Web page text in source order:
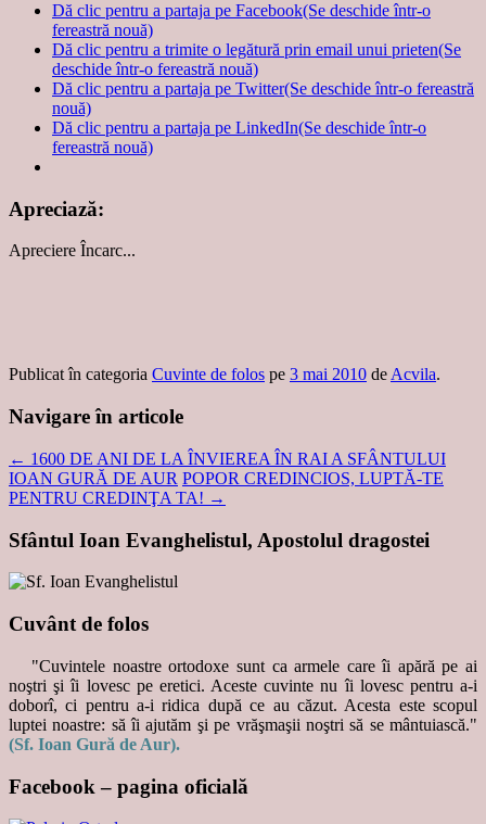
Dă clic pentru a partaja pe Facebook(Se deschide într-o
fereastră nouă)
Dă clic pentru a trimite o legătură prin email unui prieten(Se
deschide într-o fereastră nouă)
Dă clic pentru a partaja pe Twitter(Se deschide într-o fereastră
nouă)
Dă clic pentru a partaja pe LinkedIn(Se deschide într-o
fereastră nouă)
Apreciază:
Apreciere Încarc...
Publicat în categoria Cuvinte de folos pe 3 mai 2010 deAcvila.
Navigare în articole
← 1600 DE ANI DE LA ÎNVIEREA ÎN RAI A SFÂNTULUI
IOAN GURĂ DE AUR POPOR CREDINCIOS, LUPTĂ-TE
PENTRU CREDINŢA TA! →
Sfântul Ioan Evanghelistul, Apostolul dragostei
Cuvânt de folos
"Cuvintele noastre ortodoxe sunt ca armele care îi apără pe ai
noştri şi îi lovesc pe eretici. Aceste cuvinte nu îi lovesc pentru a-i
doborî, ci pentru a-i ridica după ce au căzut. Acesta este scopul
luptei noastre: să îi ajutăm şi pe vrăşmaşii noştri să se mântuiască."
(Sf. Ioan Gură de Aur).
Facebook – pagina oficială